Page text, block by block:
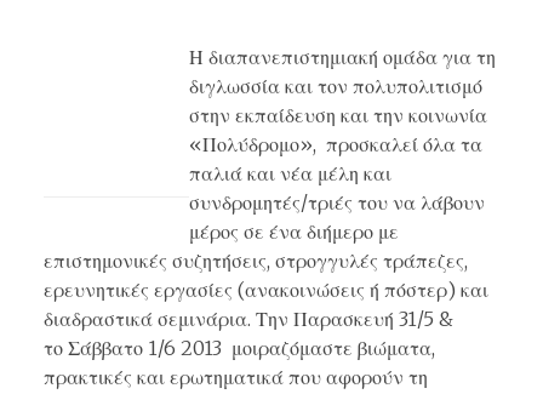
Η διαπανεπιστημιακή ομάδα για τη
διγλωσσία και τον πολυπολιτισμό
στην εκπαίδευση και την κοινωνία
«Πολύδρομο», προσκαλεί όλα τα
παλιά και νέα μέλη και
συνδρομητές/τριές του να λάβουν
μέρος σε ένα διήμερο με
επιστημονικές συζητήσεις, στρογγυλές τράπεζες,
ερευνητικές εργασίες (ανακοινώσεις ή πόστερ) και
διαδραστικά σεμινάρια. Την Παρασκευή 31/5 &
το Σάββατο 1/6 2013 μοιραζόμαστε βιώματα,
πρακτικές και ερωτηματικά που αφορούν τη